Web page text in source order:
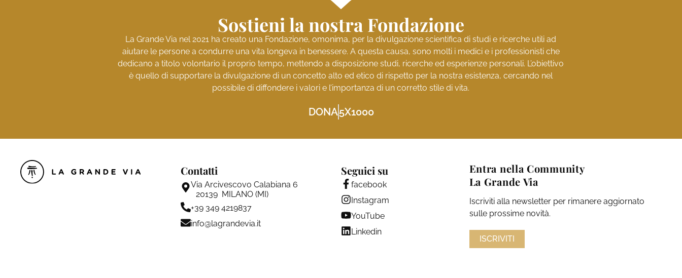
Sostieni la nostra Fondazione
La Grande Via nel 2021 ha creato una Fondazione, omonima, per la divulgazione scientifica di studi e ricerche utili ad
aiutare le persone a condurre una vita longeva in benessere. A questa causa, sono molti i medici e i professionisti che
dedicano a titolo volontario il proprio tempo, mettendo a disposizione studi, ricerche ed esperienze personali. L’obiettivo
è quello di supportare la divulgazione di un concetto alto ed etico di rispetto per la nostra esistenza, cercando nel
possibile di diffondere i valori e l’importanza di un corretto stile di vita.
DONA5X1000
Contatti
Via Arcivescovo Calabiana 6
20139 MILANO (MI)
+39 349 4219837
info@lagrandevia.it
Seguici su
facebook
Instagram
YouTube
Linkedin
Entra nella Community
La Grande Via
Iscriviti alla newsletter per rimanere aggiornato
sulle prossime novità.
ISCRIVITI